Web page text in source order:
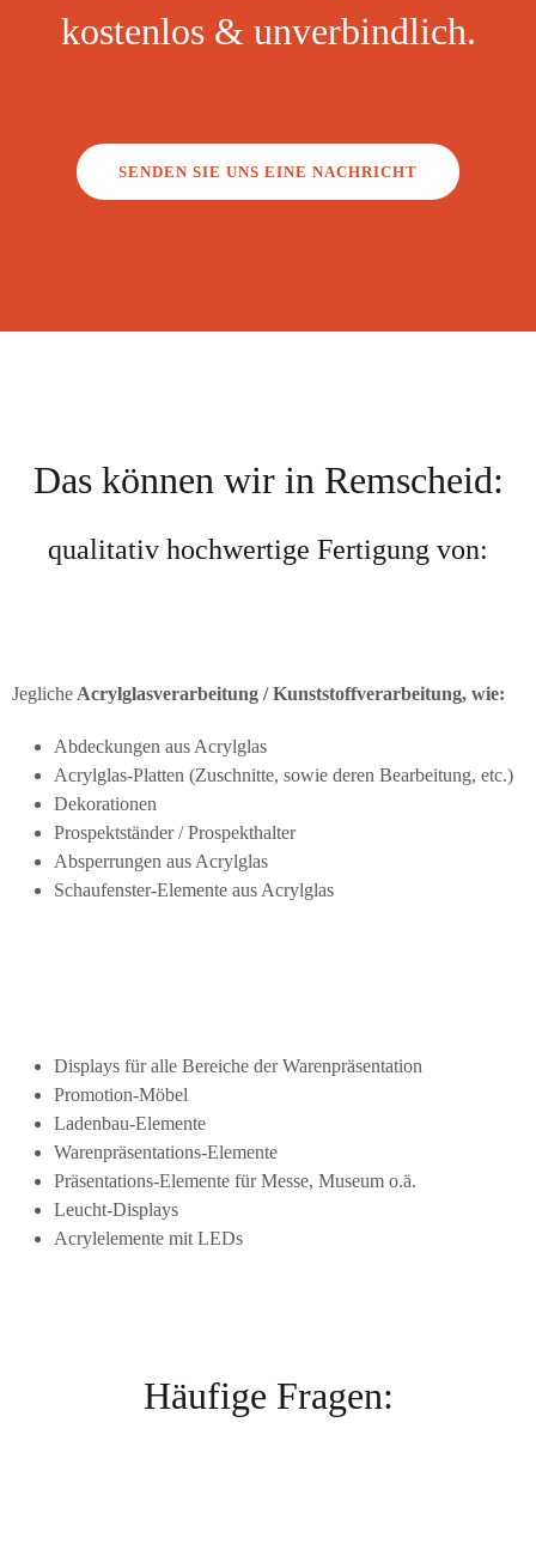
kostenlos & unverbindlich.
SENDEN SIE UNS EINE NACHRICHT
Das können wir in Remscheid:
qualitativ hochwertige Fertigung von:
Jegliche Acrylglasverarbeitung / Kunststoffverarbeitung, wie:
Abdeckungen aus Acrylglas
Acrylglas-Platten (Zuschnitte, sowie deren Bearbeitung, etc.)
Dekorationen
Prospektständer / Prospekthalter
Absperrungen aus Acrylglas
Schaufenster-Elemente aus Acrylglas
Displays für alle Bereiche der Warenpräsentation
Promotion-Möbel
Ladenbau-Elemente
Warenpräsentations-Elemente
Präsentations-Elemente für Messe, Museum o.ä.
Leucht-Displays
Acrylelemente mit LEDs
Häufige Fragen: